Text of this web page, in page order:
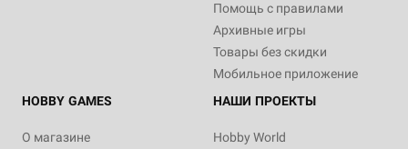
Помощь с правилами
Архивные игры
Товары без скидки
Мобильное приложение
HOBBY GAMES
О магазине
НАШИ ПРОЕКТЫ
Hobby World